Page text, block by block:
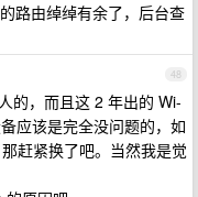
路由绰绰有余了，后台查
48
的，而且这 2 年出的 Wi-
应该是完全没问题的，如
赶紧换了吧。当然我是觉